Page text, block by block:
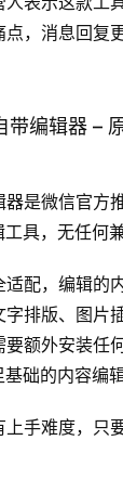
号消息、回
出参会，都
消息和运营节
和公众号后台
速上手。
用商店搜索下
经常在移动端